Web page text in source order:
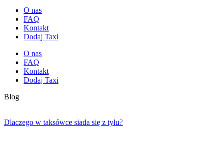
O nas
FAQ
Kontakt
Dodaj Taxi
O nas
FAQ
Kontakt
Dodaj Taxi
Blog
Dlaczego w taksówce siada się z tyłu?